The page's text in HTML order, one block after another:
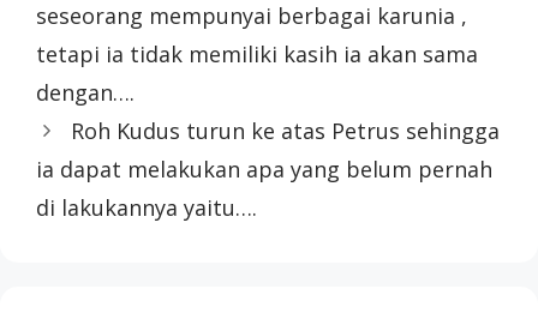
seseorang mempunyai berbagai karunia ,
tetapi ia tidak memiliki kasih ia akan sama
dengan….
Roh Kudus turun ke atas Petrus sehingga
ia dapat melakukan apa yang belum pernah
di lakukannya yaitu….